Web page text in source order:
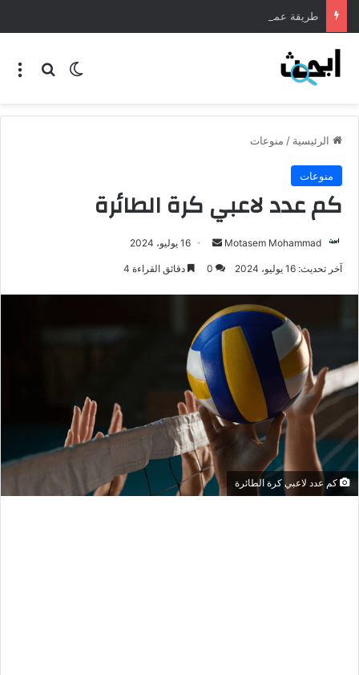
طريقة عمل المنسف الاردني
الرئيسية / منوعات
منوعات
كم عدد لاعبي كرة الطائرة
Motasem Mohammad 16 يوليو، 2024
آخر تحديث: 16 يوليو، 2024 0 دقائق القراءة 4
كم عدد لاعبي كرة الطائرة